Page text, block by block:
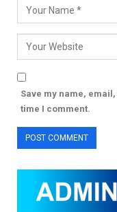
Save my name,
time I comment.